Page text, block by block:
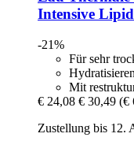
Intensive
-21%
Für sehr
Mit
€ 24,08 € 30,49 (€
Zustellung bis 12.